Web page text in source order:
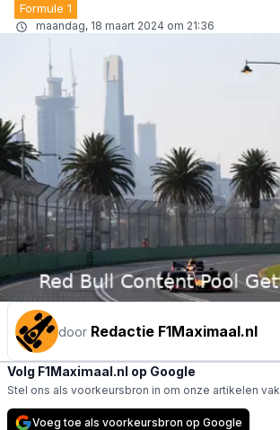
Formule 1
maandag, 18 maart 2024 om 21:36
door Redactie F1Maximaal.nl
Volg F1Maximaal.nl op Google
Stel ons als voorkeursbron in om onze artikelen
Voeg toe als voorkeursbron op Google